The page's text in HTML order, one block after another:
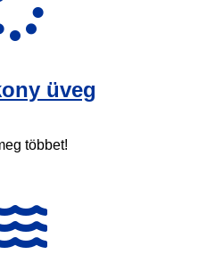
üveg
többet!